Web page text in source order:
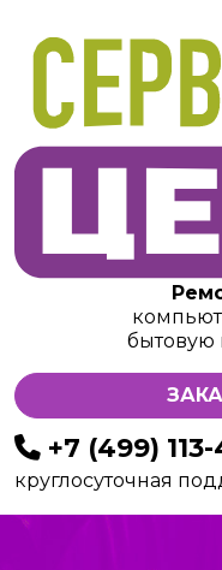
бытовую
+7 (499)
круглосуточная